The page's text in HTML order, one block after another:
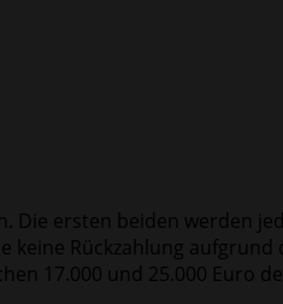
Die ersten beiden werden
Rückzahlung
17.000 und 25.000 Euro